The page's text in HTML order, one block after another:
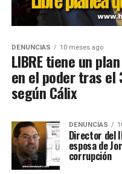
DENUNCIAS 10 meses ago
LIBRE tiene un
en el poder tras el
según Cálix
DENUNCIAS
Director del
esposa de
corrupción